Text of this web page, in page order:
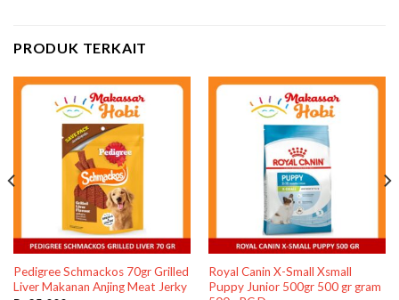
PRODUK TERKAIT
Pedigree Schmackos 70gr Grilled
Liver Makanan Anjing Meat Jerky
Royal Canin X-Small Xsmall
Puppy Junior 500gr 500 gr gram